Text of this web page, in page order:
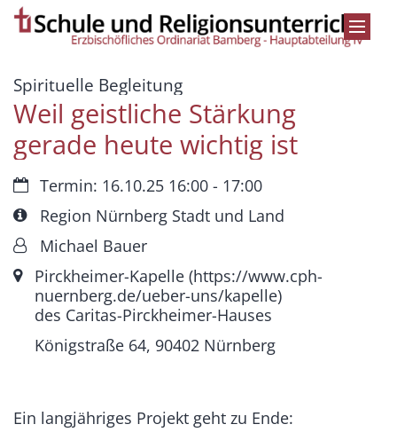
Zum Inhalt springen
Spirituelle Begleitung:
Weil geistliche Stärkung
gerade heute wichtig ist
Datum:Termin: 16.10.25 16:00 - 17:00
Art bzw. Nummer:
Region Nürnberg Stadt und Land
Von:Michael Bauer
Ort:Pirckheimer-Kapelle (https://www.cph-
nuernberg.de/ueber-uns/kapelle)
des Caritas-Pirckheimer-Hauses
Königstraße 64, 90402 Nürnberg
Ein langjähriges Projekt geht zu Ende: